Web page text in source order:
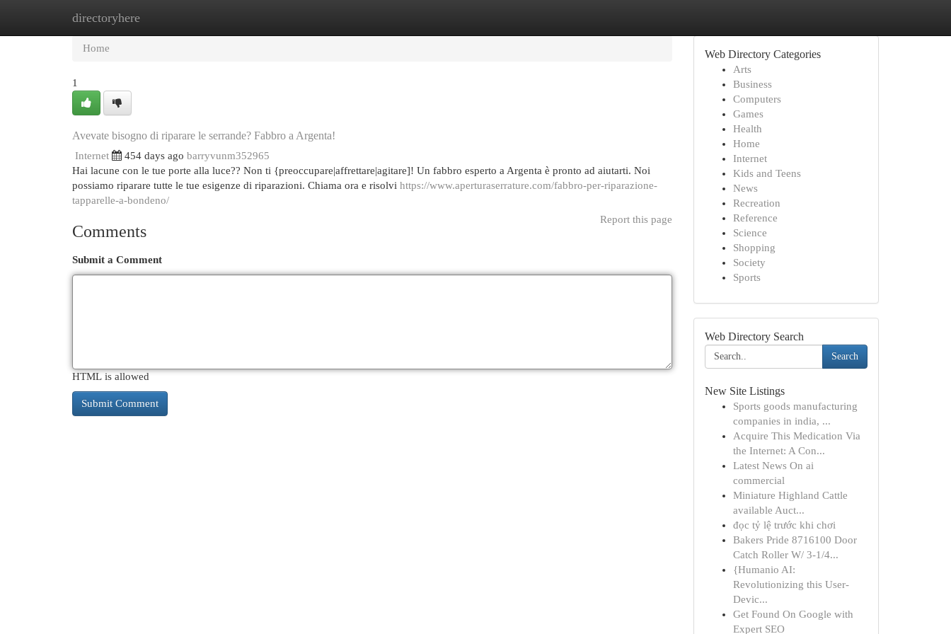
directoryhere
Home
Home
1
Avevate bisogno di riparare le serrande? Fabbro a Argenta!
Internet 454 days ago barryvunm352965
Hai lacune con le tue porte alla luce?? Non ti {preoccupare|affrettare|agitare]! Un fabbro esperto a Argenta è pronto ad aiutarti. Noi
possiamo riparare tutte le tue esigenze di riparazioni. Chiama ora e risolvi https://www.aperturaserrature.com/fabbro-per-riparazione-
tapparelle-a-bondeno/
Report this page
Comments
Submit a Comment
HTML is allowed
Web Directory Categories
Arts
Business
Computers
Games
Health
Home
Internet
Kids and Teens
News
Recreation
Reference
Science
Shopping
Society
Sports
Web Directory Search
Search
New Site Listings
Sports goods manufacturing
companies in india, ...
Acquire This Medication Via
the Internet: A Con...
Latest News On ai
commercial
Miniature Highland Cattle
available Auct...
đọc tỷ lệ trước khi chơi
Bakers Pride 8716100 Door
Catch Roller W/ 3-1/4...
{Humanio AI:
Revolutionizing this User-
Devic...
Get Found On Google with
Expert SEO